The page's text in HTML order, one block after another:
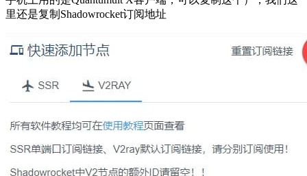
里还是复制Shadowrocket订阅地址